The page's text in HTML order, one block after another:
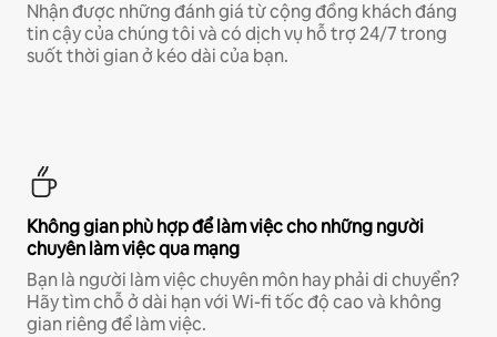
Nhận được những đánh giá từ cộng đồng khách đáng
tin cậy của chúng tôi và có dịch vụ hỗ trợ 24/7 trong
suốt thời gian ở kéo dài của bạn.
Không gian phù hợp để làm việc cho những người
chuyên làm việc qua mạng
Bạn là người làm việc chuyên môn hay phải di chuyển?
Hãy tìm chỗ ở dài hạn với Wi-fi tốc độ cao và không
gian riêng để làm việc.